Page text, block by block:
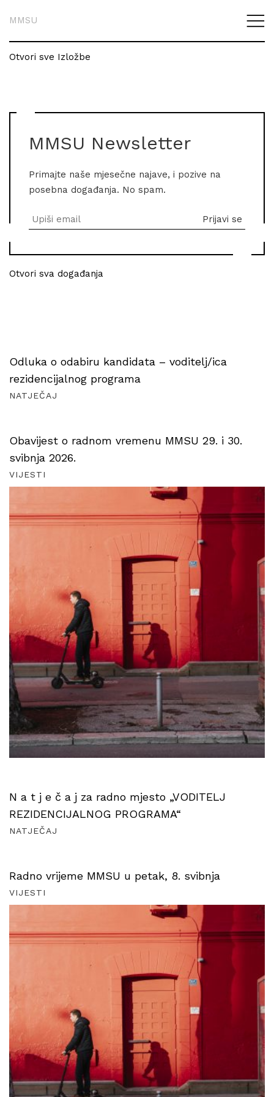
MMSU
Otvori sve Izložbe
MMSU Newsletter
Primajte naše mjesečne najave, i pozive na
posebna događanja. No spam.
Otvori sva događanja
Odluka o odabiru kandidata – voditelj/ica
rezidencijalnog programa
NATJEČAJ
Obavijest o radnom vremenu MMSU 29. i 30.
svibnja 2026.
VIJESTI
N a t j e č a j za radno mjesto „VODITELJ
REZIDENCIJALNOG PROGRAMA“
NATJEČAJ
Radno vrijeme MMSU u petak, 8. svibnja
VIJESTI